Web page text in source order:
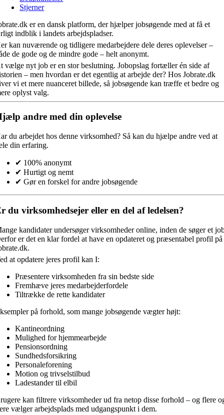
Stjerner
er en dansk platform, der hjælper jobsøgende med at få et
indblik i landets arbejdspladser.
kan nuværende og tidligere medarbejdere dele deres oplevelser –
de gode og de mindre gode – helt anonymt.
vælge nyt job er en stor beslutning. Jobopslag fortæller én side af
– men hvordan er det egentlig at arbejde der? Hos Jobrate.dk
vi et mere nuanceret billede, så jobsøgende kan træffe et bedre og
oplyst valg.
andre med din oplevelse
du arbejdet hos denne virksomhed? Så kan du hjælpe andre ved at
din erfaring.
✔ 100% anonymt
✔ Hurtigt og nemt
✔ Gør en forskel for andre jobsøgende
du virksomhedsejer eller en del af ledelsen?
kandidater undersøger virksomheder online, inden de søger et
er det en klar fordel at have en opdateret og præsentabel profil på
at opdatere jeres profil kan I:
Præsentere virksomheden fra sin bedste side
Fremhæve jeres medarbejderfordele
Tiltrække de rette kandidater
på forhold, som mange jobsøgende vægter højt:
Kantineordning
Mulighed for hjemmearbejde
Pensionsordning
Sundhedsforsikring
Personaleforening
Motion og trivselstilbud
Ladestander til elbil
kan filtrere virksomheder ud fra netop disse forhold – og flere
vælger arbejdsplads med udgangspunkt i dem.